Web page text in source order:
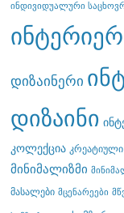
ინდივიდუალური
დიზაინერი
დიზაინი
კოლექცია კრეატიული
მინიმალიზმი
მასალები მცენარეები